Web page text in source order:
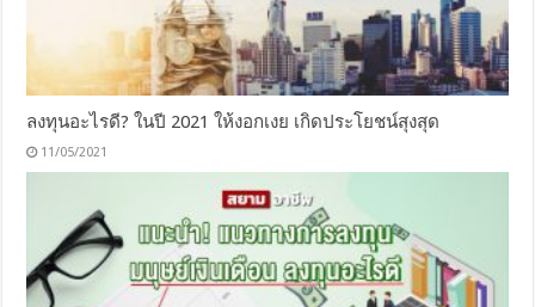
ลงทุนอะไรดี? ในปี 2021 ให้งอกเงย เกิดประโยชน์สุงสุด
11/05/2021